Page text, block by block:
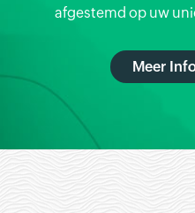
afgestemd opuw
Meer